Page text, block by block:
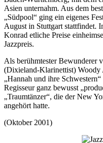
Asien unternahm. Aus dem
„Südpool“ ging ein eigenes
August in Stuttgart stattfindet.
Konrad etliche Preise
Jazzpreis.
Als berühmtester Bewunderer
(Dixieland-Klarinettist) Woody
„Hannah und ihre
Regisseur ganz bewusst
„Traumtänzer“, die der New
angehört hatte.
(Oktober 2001)